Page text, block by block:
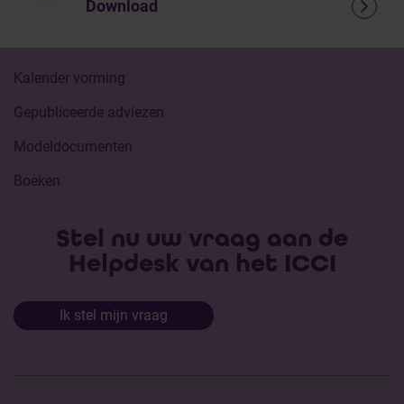
Download
Kalender vorming
Gepubliceerde adviezen
Modeldocumenten
Boeken
Stel nu uw vraag aan de
Helpdesk van het ICCI
Ik stel mijn vraag